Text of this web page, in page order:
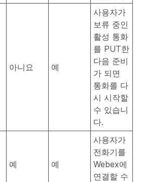
아니요 예
사용자가
보류 중인
활성 통화
를 PUT한
다음 준비
가 되면
통화를 다
시 시작할
수 있습니
다.
예 예
사용자가
전화기를
Webex에
연결할 수